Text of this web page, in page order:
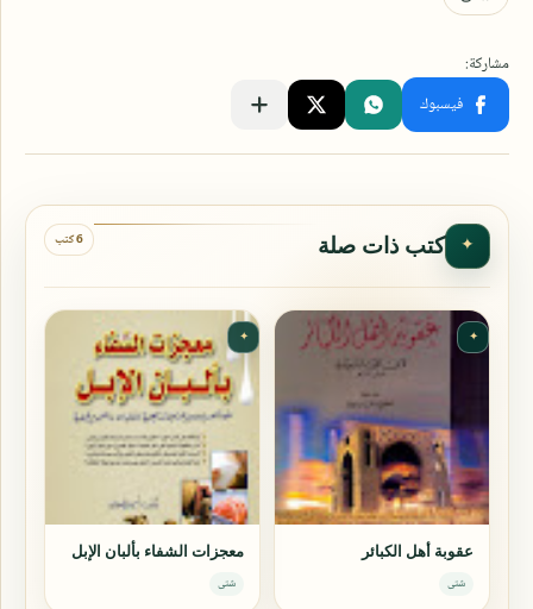
✦ كتب ذات صلة 6 كتب
✦
عقوبة أهل الكبائر
شتى
✦
معجزات الشفاء بألبان الإبل
شتى